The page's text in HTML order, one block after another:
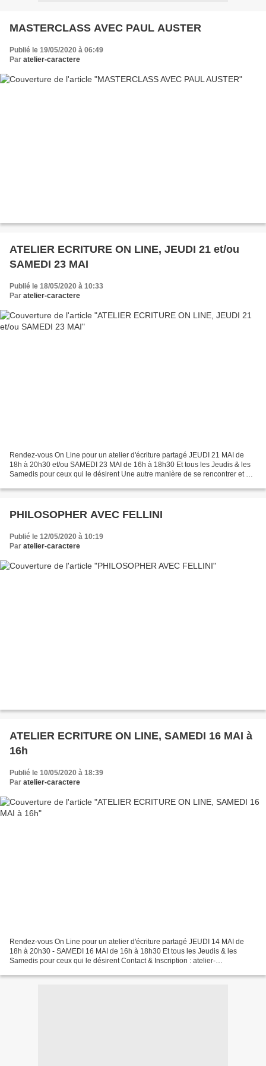
MASTERCLASS AVEC PAUL AUSTER
Publié le 19/05/2020 à 06:49
Par atelier-caractere
ATELIER ECRITURE ON LINE, JEUDI 21 et/ou
SAMEDI 23 MAI
Publié le 18/05/2020 à 10:33
Par atelier-caractere
Rendez-vous On Line pour un atelier d'écriture partagé JEUDI 21 MAI de
18h à 20h30 et/ou SAMEDI 23 MAI de 16h à 18h30 Et tous les Jeudis & les
Samedis pour ceux qui le désirent Une autre manière de se rencontrer et de
PHILOSOPHER AVEC FELLINI
Publié le 12/05/2020 à 10:19
Par atelier-caractere
ATELIER ECRITURE ON LINE, SAMEDI 16 MAI à
16h
Publié le 10/05/2020 à 18:39
Par atelier-caractere
Rendez-vous On Line pour un atelier d'écriture partagé JEUDI 14 MAI de
18h à 20h30 - SAMEDI 16 MAI de 16h à 18h30 Et tous les Jeudis & les
Samedis pour ceux qui le désirent Contact & Inscription : atelier-